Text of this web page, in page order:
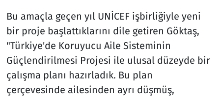
Bu amaçla geçen yıl UNİCEF işbirliğiyle yeni
bir proje başlattıklarını dile getiren Göktaş,
"Türkiye'de Koruyucu Aile Sisteminin
Güçlendirilmesi Projesi ile ulusal düzeyde bir
çalışma planı hazırladık. Bu plan
çerçevesinde ailesinden ayrı düşmüş,